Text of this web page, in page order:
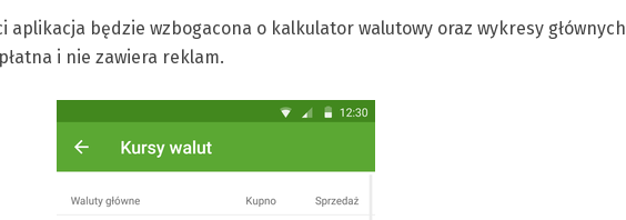
aplikacja będzie wzbogacona o kalkulator walutowy oraz wykresy głównych
i nie zawiera reklam.